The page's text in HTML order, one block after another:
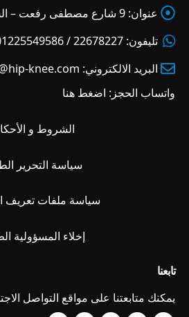
عنوان: 9 شارع مصطفى رفعت – الشيراتون - مصر الجديدة
تليفون: 22678227 / 01225549586
البريد الالكتروني: knee.com
واتساب الحجز: اضغط هنا
الشروط و
سياسة التحرير
سياسة ملفات تعريف
إخلاء المسؤولية
تابعنا
يمكنك متابعتنا على مواقع التواصل